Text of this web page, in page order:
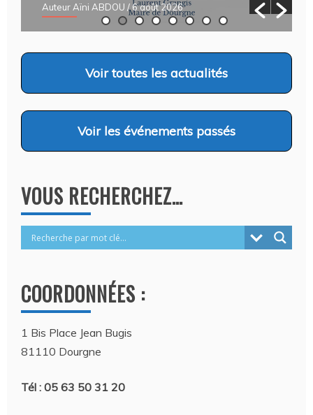
ABDOU/ 6 août 2026 Auteur Christel
Voirtoutes les actualités
Voir les événements passés
VOUS RECHERCHEZ…
COORDONNÉES :
1 Bis Place Jean Bugis
81110 Dourgne
Tél : 05 63 50 31 20